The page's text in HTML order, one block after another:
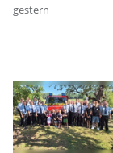
gestern